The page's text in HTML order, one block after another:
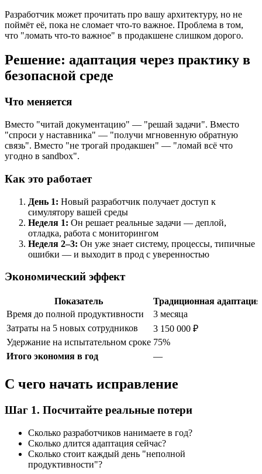
Разработчик может прочитать про вашу архитектуру, но не
поймёт её, пока не сломает что-то важное. Проблема в том,
что "ломать что-то важное" в продакшене слишком дорого.
Решение: адаптация через практику в
безопасной среде
Что меняется
Вместо "читай документацию" — "решай задачи". Вместо
"спроси у наставника" — "получи мгновенную обратную
связь". Вместо "не трогай продакшен" — "ломай всё что
угодно в sandbox".
Как это работает
День 1: Новый разработчик получает доступ к
симулятору вашей среды
Неделя 1: Он решает реальные задачи — деплой,
отладка, работа с мониторингом
Неделя 2–3: Он уже знает систему, процессы, типичные
ошибки — и выходит в прод с уверенностью
Экономический эффект
Показатель
Традиционная адаптация
Время до полной продуктивности
3 месяца
Затраты на 5 новых сотрудников
3 150 000 ₽
Удержание на испытательном сроке 75%
Итого экономия в год
—
С чего начать исправление
Шаг 1. Посчитайте реальные потери
Сколько разработчиков нанимаете в год?
Сколько длится адаптация сейчас?
Сколько стоит каждый день "неполной
продуктивности"?